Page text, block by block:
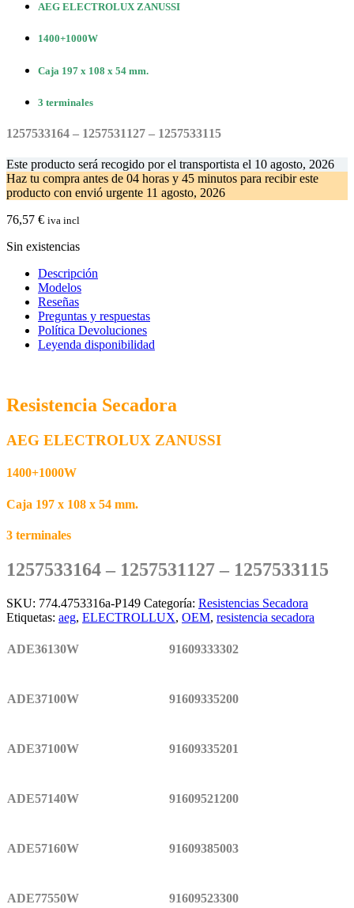
AEG ELECTROLUX ZANUSSI
1400+1000W
Caja 197 x 108 x 54 mm.
3 terminales
1257533164 – 1257531127 – 1257533115
Este producto será recogido por el transportista el 10 agosto, 2026
Haz tu compra antes de 04 horas y 45 minutos para recibir este
producto con envió urgente 11 agosto, 2026
76,57 € iva incl
Sin existencias
Descripción
Modelos
Reseñas
Preguntas y respuestas
Política Devoluciones
Leyenda disponibilidad
Resistencia Secadora
AEG ELECTROLUX ZANUSSI
1400+1000W
Caja 197 x 108 x 54 mm.
3 terminales
1257533164 – 1257531127 – 1257533115
SKU: 774.4753316a-P149 Categoría: Resistencias Secadora
Etiquetas: aeg, ELECTROLLUX, OEM, resistencia secadora
ADE36130W 91609333302
ADE37100W 91609335200
ADE37100W 91609335201
ADE57140W 91609521200
ADE57160W 91609385003
ADE77550W 91609523300